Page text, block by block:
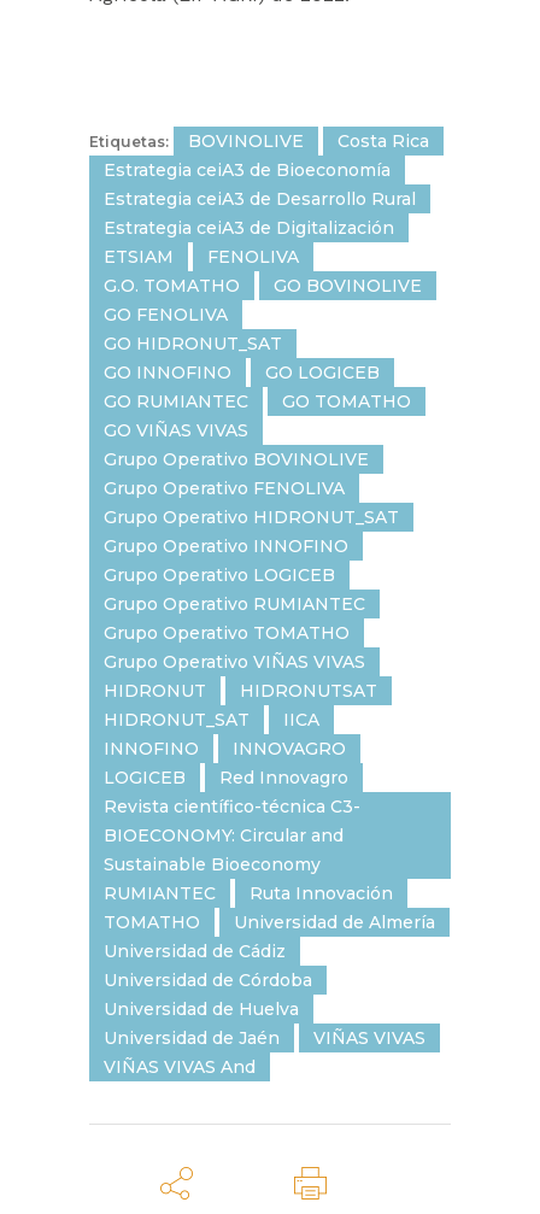
Etiquetas: BOVINOLIVE
Costa Rica
Estrategia ceiA3 de Bioeconomía
Estrategia ceiA3 de Desarrollo Rural
Estrategia ceiA3 de Digitalización
ETSIAM
FENOLIVA
G.O. TOMATHO
GO BOVINOLIVE
GO FENOLIVA
GO HIDRONUT_SAT
GO INNOFINO
GO LOGICEB
GO RUMIANTEC
GO TOMATHO
GO VIÑAS VIVAS
Grupo Operativo BOVINOLIVE
Grupo Operativo FENOLIVA
Grupo Operativo HIDRONUT_SAT
Grupo Operativo INNOFINO
Grupo Operativo LOGICEB
Grupo Operativo RUMIANTEC
Grupo Operativo TOMATHO
Grupo Operativo VIÑAS VIVAS
HIDRONUT
HIDRONUTSAT
HIDRONUT_SAT
IICA
INNOFINO
INNOVAGRO
LOGICEB
Red Innovagro
Revista científico-técnica C3-
BIOECONOMY: Circular and
Sustainable Bioeconomy
RUMIANTEC
Ruta Innovación
TOMATHO
Universidad de Almería
Universidad de Cádiz
Universidad de Córdoba
Universidad de Huelva
Universidad de Jaén
VIÑAS VIVAS
VIÑAS VIVAS And